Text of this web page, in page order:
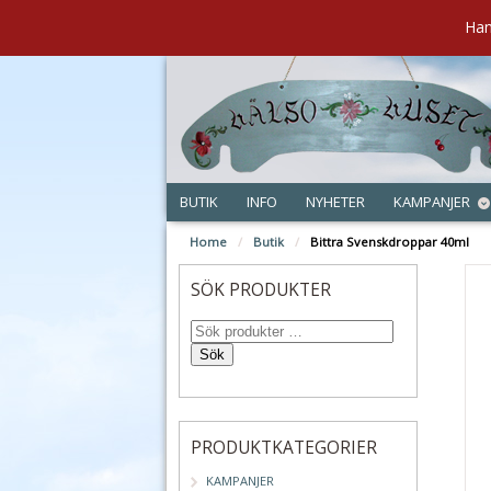
BUTIK INFO NYHETER KAMPANJER
Home / Butik / Bittra Svenskdroppar 40ml
SÖK PRODUKTER
Sök
PRODUKTKATEGORIER
KAMPANJER